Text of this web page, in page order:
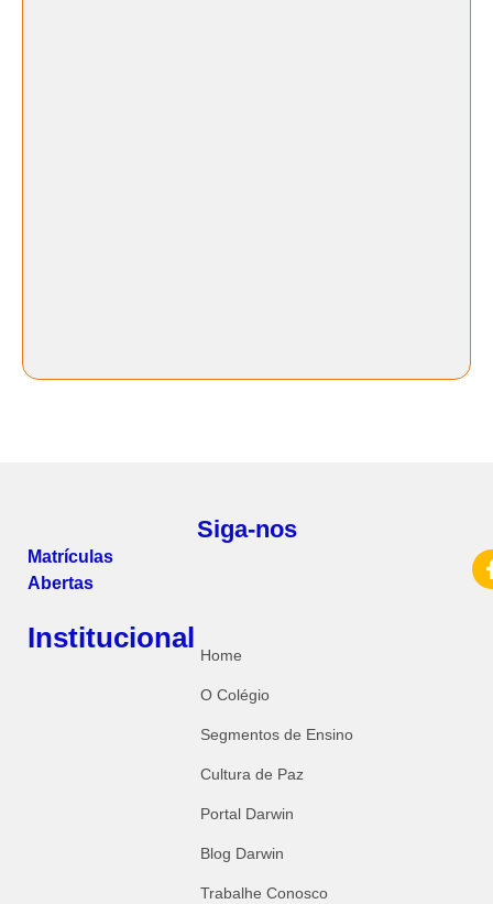
Matrículas
Abertas
Siga-nos
Institucional
Home
O Colégio
Segmentos de Ensino
Cultura de Paz
Portal Darwin
Blog Darwin
Trabalhe Conosco